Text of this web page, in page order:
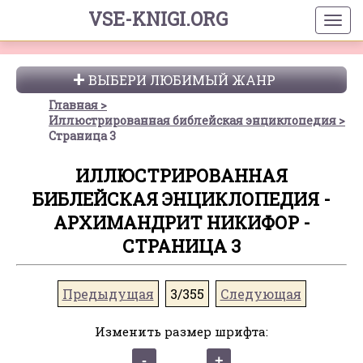
VSE-KNIGI.ORG
ВЫБЕРИ ЛЮБИМЫЙ ЖАНР
Главная
Иллюстрированная библейская энциклопедия
Страница 3
ИЛЛЮСТРИРОВАННАЯ
БИБЛЕЙСКАЯ ЭНЦИКЛОПЕДИЯ -
АРХИМАНДРИТ НИКИФОР -
СТРАНИЦА 3
Предыдущая 3/355 Следующая
Изменить размер шрифта: